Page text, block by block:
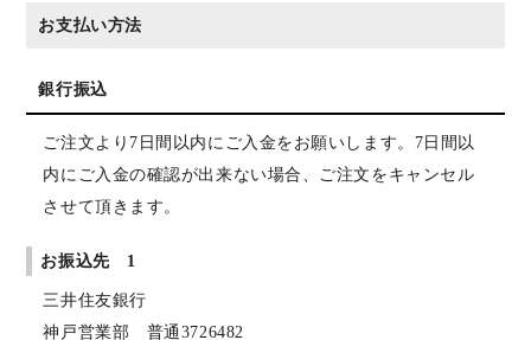
お支払い方法
銀行振込
ご注文より7日間以内にご入金をお願いします。7日間以
内にご入金の確認が出来ない場合、ご注文をキャンセル
させて頂きます。
お振込先 1
三井住友銀行
神戸営業部 普通3726482